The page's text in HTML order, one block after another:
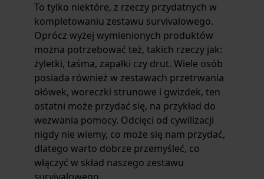
To tylko niektóre, z rzeczy przydatnych w
kompletowaniu zestawu survivalowego.
Oprócz wyżej wymienionych produktów
można potrzebować też, takich rzeczy jak:
żyletki, taśma, zapałki czy drut. Wiele osób
posiada również w zestawach przetrwania
ołówek, woreczki strunowe i gwizdek, ten
ostatni może przydać się, na przykład do
wezwania pomocy. Odcięci od cywilizacji
nigdy nie wiemy, co może się nam przydać,
dlatego warto dobrze przemyśleć, co
włączyć w skład naszego zestawu